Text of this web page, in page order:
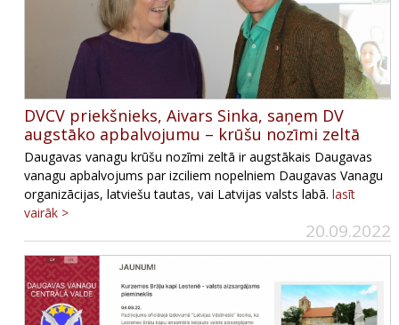
DVCV priekšnieks, Aivars Sinka, saņem DV
augstāko apbalvojumu – krūšu nozīmi zeltā
Daugavas vanagu krūšu nozīmi zeltā ir augstākais Daugavas
vanagu apbalvojums par izciliem nopelniem Daugavas Vanagu
organizācijas, latviešu tautas, vai Latvijas valsts labā. lasīt
vairāk >
20.09.2022